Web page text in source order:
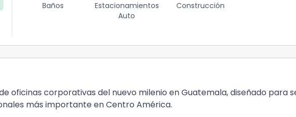
Baños
Estacionamientos
Auto
Construcción
oficinas corporativas del nuevo milenio en Guatemala, diseñado para
más importante en Centro América.